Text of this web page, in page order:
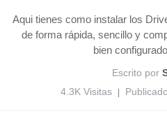
Aqui tienes como instalar los
de forma rápida, sencillo y
bien
Escrito por
4.3K Visitas